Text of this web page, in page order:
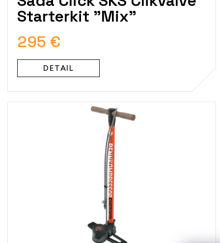
Starterkit "Mix"
295 €
DETAIL